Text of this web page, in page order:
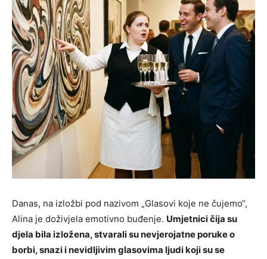
Danas, na izložbi pod nazivom „Glasovi koje ne čujemo“,
Alina je doživjela emotivno buđenje. Umjetnici čija su
djela bila izložena, stvarali su nevjerojatne poruke o
borbi, snazi i nevidljivim glasovima ljudi koji su se